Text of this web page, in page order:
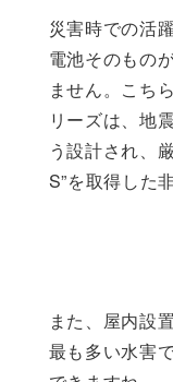
災害時での活
電池そのもの
ません。こち
リーズは、地
う設計され、
S”を取得した
また、屋内設
最も多い水害